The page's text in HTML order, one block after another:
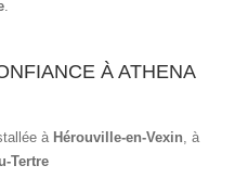
À ATHENA
à Hérouville-en-Vexin, à
Tertre